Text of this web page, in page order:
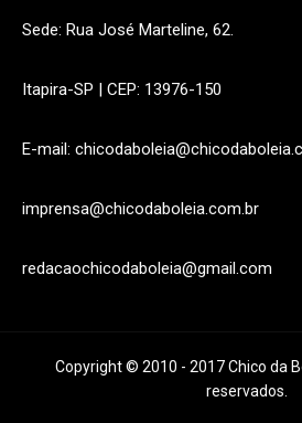
Sede: Rua José Marteline, 62.
Itapira-SP | CEP: 13976-150
E-mail:
imprensa@chicodaboleia.com.br
redacaochicodaboleia@gmail.com
Copyright © 2010 - 2017 Chico da
reservados.